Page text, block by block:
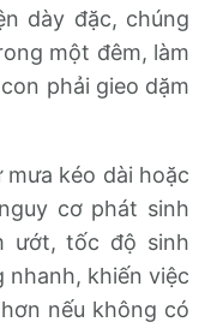
dày đặc, chúng
một đêm, làm
phải gieo dặm
kéo dài hoặc
cơ phát sinh
ướt, tốc độ sinh
nhanh, khiến việc
nếu không có